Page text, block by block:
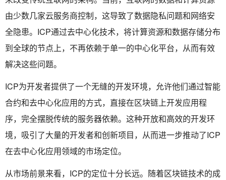
由少数几家云服务商控制，这导致了数据隐私问题和网络安
全隐患。ICP通过去中心化技术，将计算资源和数据存储分布
到全球的节点上，不再依赖于单一的中心化平台，从而有效
解决这些问题。
ICP为开发者提供了一个无缝的开发环境，允许他们通过智能
合约和去中心化应用的方式，直接在区块链上开发应用程
序，完全摆脱传统的服务器依赖。这种开放和高效的开发环
境，吸引了大量的开发者和创新项目，从而进一步推动了ICP
在去中心化应用领域的市场定位。
从市场前景来看，ICP的定位十分长远。随着区块链技术的成